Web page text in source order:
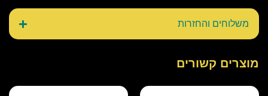
משלוחים והחזרות
מוצרים קשורים